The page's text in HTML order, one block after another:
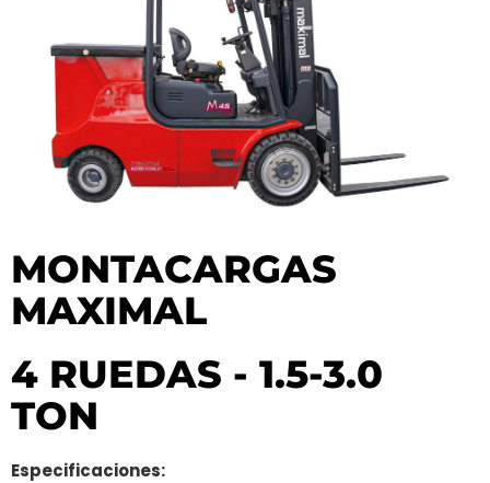
MONTACARGAS
MAXIMAL
4 RUEDAS - 1.5-3.0
TON
Especificaciones: